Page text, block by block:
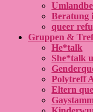
Beratung
queer
Gruppen &
He*talk
She*talk
Polytreff
Eltern